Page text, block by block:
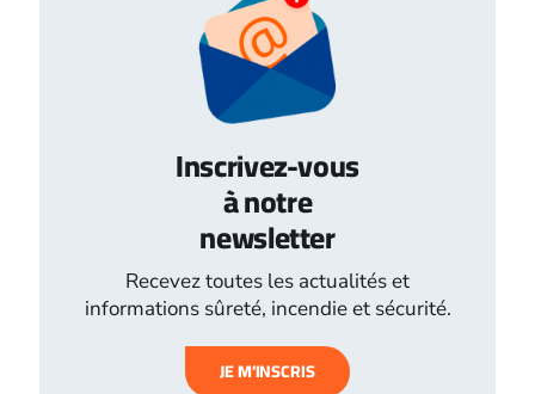
Inscrivez-vous
à notre
newsletter
Recevez toutes les actualités et
informations sûreté, incendie et sécurité.
JE M’INSCRIS